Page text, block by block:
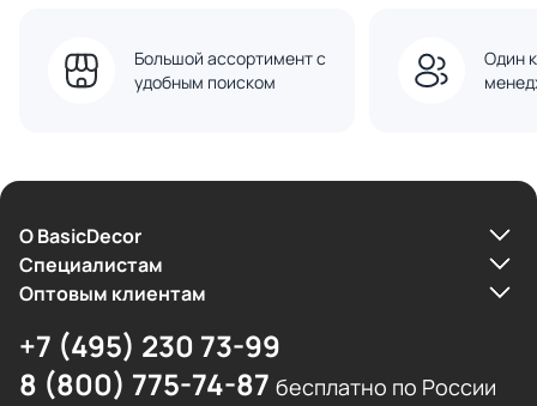
Большой ассортимент с
удобным поиском
Один
О BasicDecor
Cпециалистам
Оптовым клиентам
+7 (495) 230 73-99
8 (800) 775-74-87 бесплатно по России